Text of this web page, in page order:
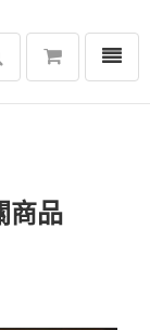
選單
商品